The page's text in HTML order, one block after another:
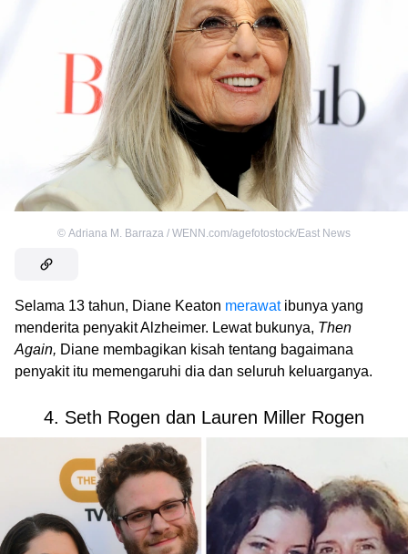
© Adriana M. Barraza / WENN.com/agefotostock/East News
Selama 13 tahun, Diane Keaton merawat ibunya yang
menderita penyakit Alzheimer. Lewat bukunya, Then
Again, Diane membagikan kisah tentang bagaimana
penyakit itu memengaruhi dia dan seluruh keluarganya.
4. Seth Rogen dan Lauren Miller Rogen